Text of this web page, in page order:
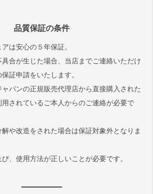
品質保証の条件
は安心の５年保証。
合が生じた場合、当店までご連絡いただけ
証申請をいたします。
ャパンの正規販売代理店から直接購入された
されているご本人からのご連絡が必要で
解や改造をされた場合は保証対象外となりま
び、使用方法が正しいことが必要です。